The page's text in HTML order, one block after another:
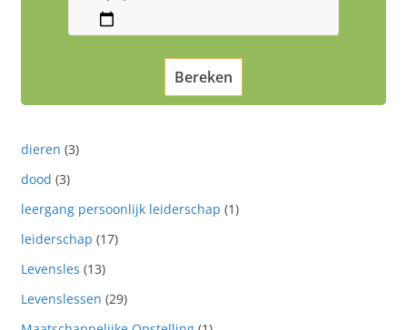
dieren (3)
dood (3)
leergang persoonlijk leiderschap (1)
leiderschap (17)
Levensles (13)
Levenslessen (29)